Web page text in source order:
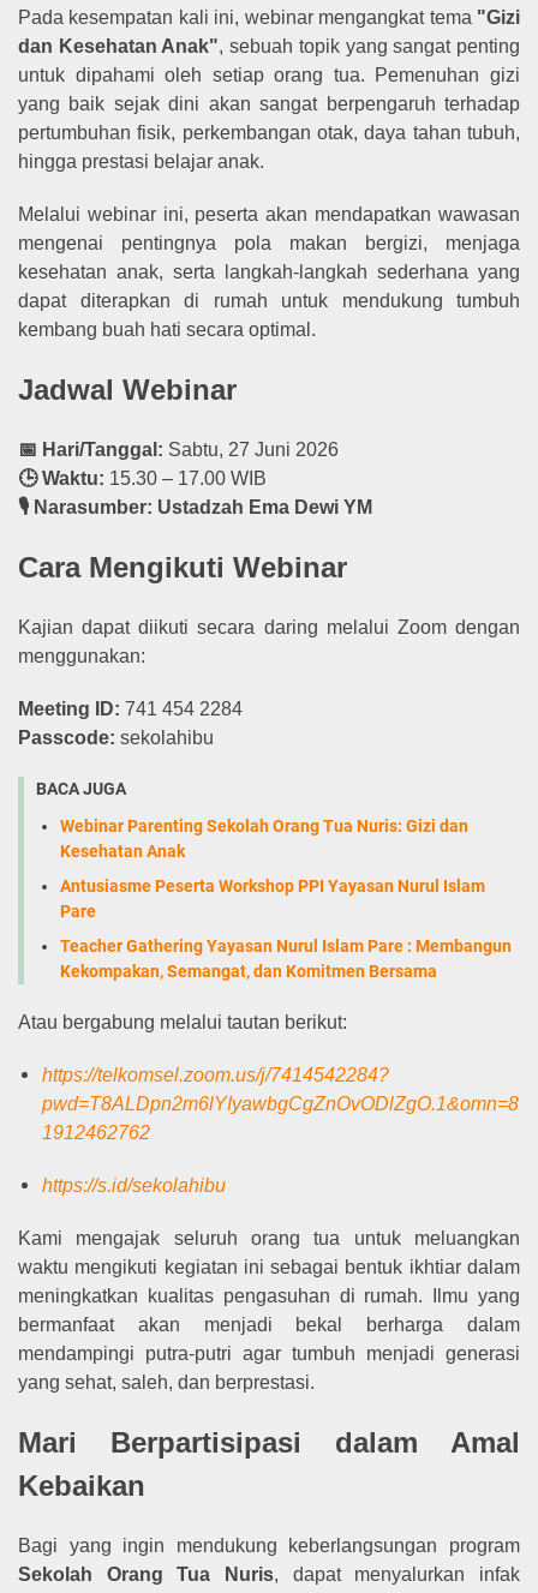
Pada kesempatan kali ini, webinar mengangkat tema "Gizi
dan Kesehatan Anak", sebuah topik yang sangat penting
untuk dipahami oleh setiap orang tua. Pemenuhan gizi
yang baik sejak dini akan sangat berpengaruh terhadap
pertumbuhan fisik, perkembangan otak, daya tahan tubuh,
hingga prestasi belajar anak.
Melalui webinar ini, peserta akan mendapatkan wawasan
mengenai pentingnya pola makan bergizi, menjaga
kesehatan anak, serta langkah-langkah sederhana yang
dapat diterapkan di rumah untuk mendukung tumbuh
kembang buah hati secara optimal.
Jadwal Webinar
📅 Hari/Tanggal: Sabtu, 27 Juni 2026
🕒 Waktu: 15.30 – 17.00 WIB
🎙️ Narasumber: Ustadzah Ema Dewi YM
Cara Mengikuti Webinar
Kajian dapat diikuti secara daring melalui Zoom dengan
menggunakan:
Meeting ID: 741 454 2284
Passcode: sekolahibu
BACA JUGA
Webinar Parenting Sekolah Orang Tua Nuris: Gizi dan
Kesehatan Anak
Antusiasme Peserta Workshop PPI Yayasan Nurul Islam
Pare
Teacher Gathering Yayasan Nurul Islam Pare : Membangun
Kekompakan, Semangat, dan Komitmen Bersama
Atau bergabung melalui tautan berikut:
https://telkomsel.zoom.us/j/7414542284?
pwd=T8ALDpn2m6lYIyawbgCgZnOvODlZgO.1&omn=8
1912462762
https://s.id/sekolahibu
Kami mengajak seluruh orang tua untuk meluangkan
waktu mengikuti kegiatan ini sebagai bentuk ikhtiar dalam
meningkatkan kualitas pengasuhan di rumah. Ilmu yang
bermanfaat akan menjadi bekal berharga dalam
mendampingi putra-putri agar tumbuh menjadi generasi
yang sehat, saleh, dan berprestasi.
Mari Berpartisipasi dalam Amal
Kebaikan
Bagi yang ingin mendukung keberlangsungan program
Sekolah Orang Tua Nuris, dapat menyalurkan infak